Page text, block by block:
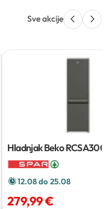
Sve akcije
Hladnjak Beko
kom
12.08 do 25.08
279,99 €